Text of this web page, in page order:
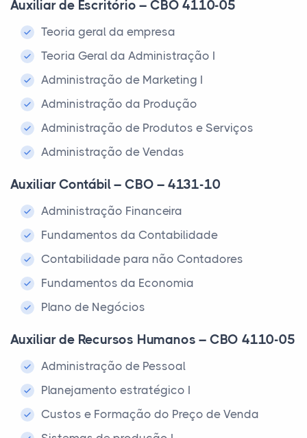
Auxiliar de Escritório – CBO 4110-05
Teoria geral da empresa
Teoria Geral da Administração I
Administração de Marketing I
Administração da Produção
Administração de Produtos e Serviços
Administração de Vendas
Auxiliar Contábil – CBO – 4131-10
Administração Financeira
Fundamentos da Contabilidade
Contabilidade para não Contadores
Fundamentos da Economia
Plano de Negócios
Auxiliar de Recursos Humanos – CBO 4110-05
Administração de Pessoal
Planejamento estratégico I
Custos e Formação do Preço de Venda